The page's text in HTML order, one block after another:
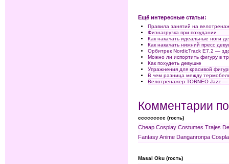
Ещё интересные статьи:
Правила занятий на
Физнагрузка при похудании
Как накачать идеальные ноги
Как накачать нижний пресс
Орбитрек NordicTrack E7.2 —
Можно ли испортить фигуру в
Как похудеть девушке
Упражнения для красивой
В чем разница между
Велотренажер TORNEO Jazz —
Комментарии
ccccccccc (гость)
Cheap Cosplay Costumes Trajes
Fantasy Anime Danganronpa
Masal Oku (гость)